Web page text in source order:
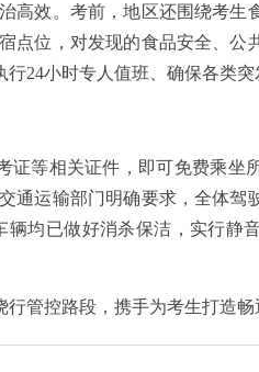
高效。考前，地区还围绕考生
位，对发现的食品安全、公
24小时专人值班、确保各类突
等相关证件，即可免费乘坐
通运输部门明确要求，全体驾
均已做好消杀保洁，实行静
控路段，携手为考生打造畅